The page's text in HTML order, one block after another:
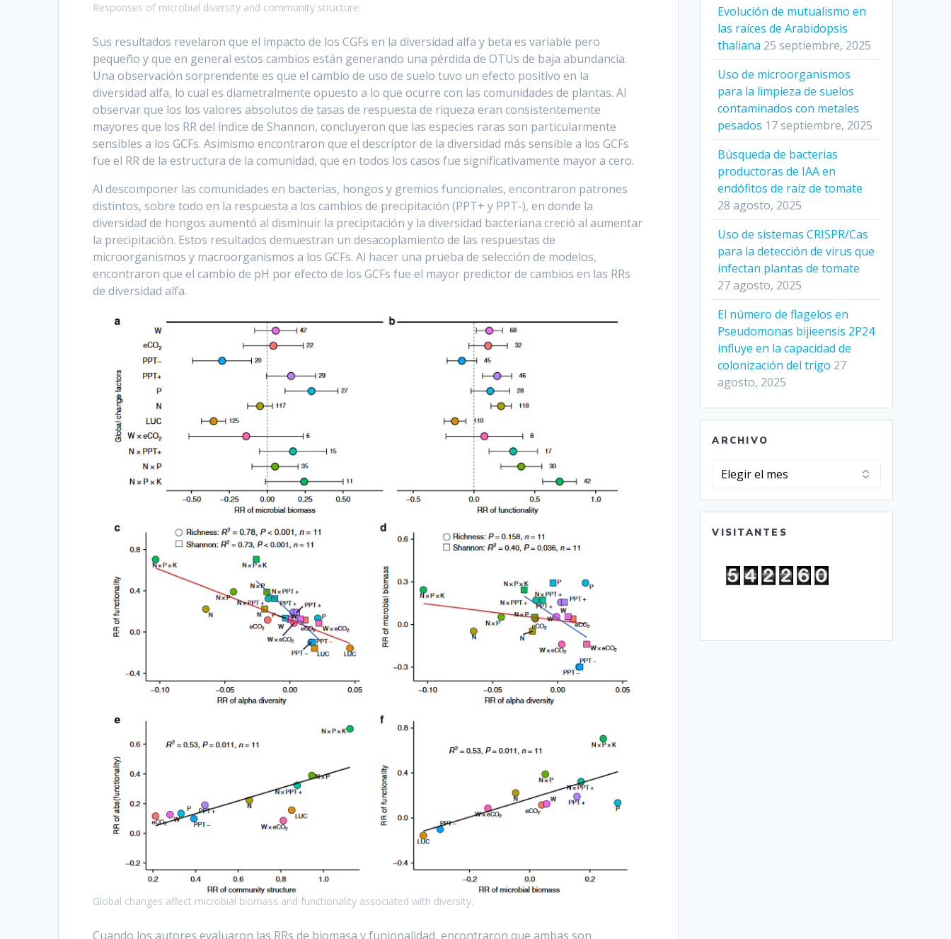
Responses of microbial diversity and community structure.
Sus resultados revelaron que el impacto de los CGFs en la diversidad alfa y beta es variable pero
pequeño y que en general estos cambios están generando una pérdida de OTUs de baja abundancia.
Una observación sorprendente es que el cambio de uso de suelo tuvo un efecto positivo en la
diversidad alfa, lo cual es diametralmente opuesto a lo que ocurre con las comunidades de plantas. Al
observar que los los valores absolutos de tasas de respuesta de riqueza eran consistentemente
mayores que los RR del índice de Shannon, concluyeron que las especies raras son particularmente
sensibles a los GCFs. Asimismo encontraron que el descriptor de la diversidad más sensible a los GCFs
fue el RR de la estructura de la comunidad, que en todos los casos fue significativamente mayor a cero.
Al descomponer las comunidades en bacterias, hongos y gremios funcionales, encontraron patrones
distintos, sobre todo en la respuesta a los cambios de precipitación (PPT+ y PPT-), en donde la
diversidad de hongos aumentó al disminuir la precipitación y la diversidad bacteriana creció al aumentar
la precipitación. Estos resultados demuestran un desacoplamiento de las respuestas de
microorganismos y macroorganismos a los GCFs. Al hacer una prueba de selección de modelos,
encontraron que el cambio de pH por efecto de los GCFs fue el mayor predictor de cambios en las RRs
de diversidad alfa.
Global changes affect microbial biomass and functionality associated with diversity.
Cuando los autores evaluaron las RRs de biomasa y funionalidad, encontraron que ambas son
Evolución de mutualismo en
las raíces de Arabidopsis
thaliana 25 septiembre, 2025
Uso de microorganismos
para la limpieza de suelos
contaminados con metales
pesados 17 septiembre, 2025
Búsqueda de bacterias
productoras de IAA en
endófitos de raíz de tomate
28 agosto, 2025
Uso de sistemas CRISPR/Cas
para la detección de virus que
infectan plantas de tomate
27 agosto, 2025
El número de flagelos en
Pseudomonas bijieensis 2P24
influye en la capacidad de
colonización del trigo 27
agosto, 2025
ARCHIVO
Archivo
VISITANTES